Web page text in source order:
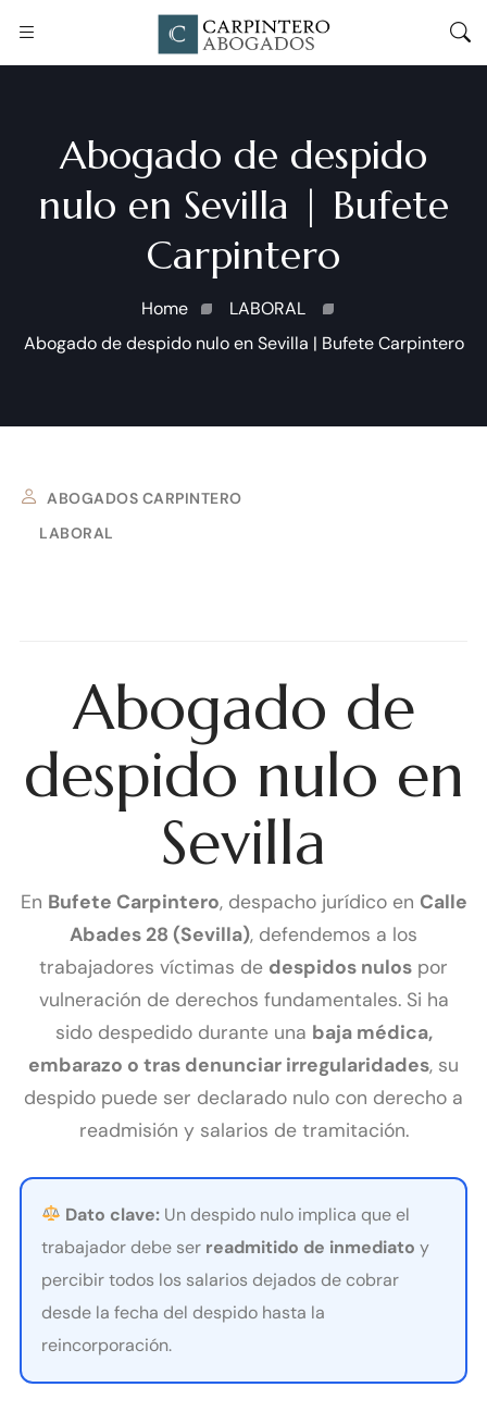
Abogado de despido
nulo en Sevilla | Bufete
Carpintero
Home
LABORAL
Abogado de despido nulo en Sevilla | Bufete Carpintero
ABOGADOS CARPINTERO
LABORAL
Abogado de
despido nulo en
Sevilla
En Bufete Carpintero, despacho jurídico en Calle
Abades 28 (Sevilla), defendemos a los
trabajadores víctimas de despidos nulos por
vulneración de derechos fundamentales. Si ha
sido despedido durante una baja médica,
embarazo o tras denunciar irregularidades, su
despido puede ser declarado nulo con derecho a
readmisión y salarios de tramitación.
Dato clave: Un despido nulo implica que el
trabajador debe ser readmitido de inmediato y
percibir todos los salarios dejados de cobrar
desde la fecha del despido hasta la
reincorporación.